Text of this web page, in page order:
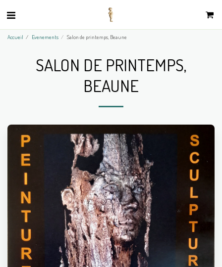
Accueil Evenements Salon de printemps, Beaune
SALON DE PRINTEMPS,
BEAUNE